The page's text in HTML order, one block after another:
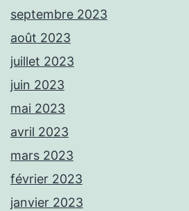
septembre 2023
août 2023
juillet 2023
juin 2023
mai 2023
avril 2023
mars 2023
février 2023
janvier 2023